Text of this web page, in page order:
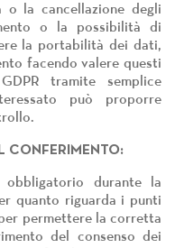
o la cancellazione degli
o la possibilità di
la portabilità dei dati,
facendo valere questi
tramite semplice
può proporre
CONFERIMENTO:
durante la
quanto riguarda i punti
permettere la corretta
del consenso dei